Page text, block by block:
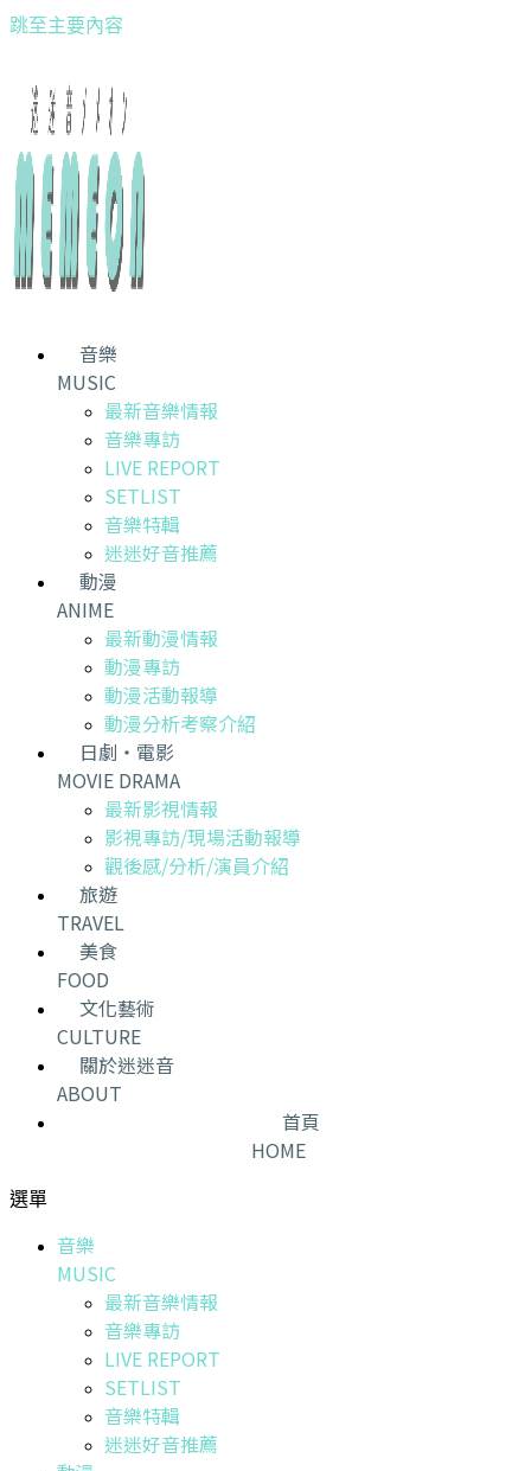
跳至主要內容
音樂
MUSIC
最新音樂情報
音樂專訪
LIVE REPORT
SETLIST
音樂特輯
迷迷好音推薦
動漫
ANIME
最新動漫情報
動漫專訪
動漫活動報導
動漫分析考察介紹
日劇・電影
MOVIE DRAMA
最新影視情報
影視專訪/現場活動報導
觀後感/分析/演員介紹
旅遊
TRAVEL
美食
FOOD
文化藝術
CULTURE
關於迷迷音
ABOUT
首頁
HOME
選單
音樂
MUSIC
最新音樂情報
音樂專訪
LIVE REPORT
SETLIST
音樂特輯
迷迷好音推薦